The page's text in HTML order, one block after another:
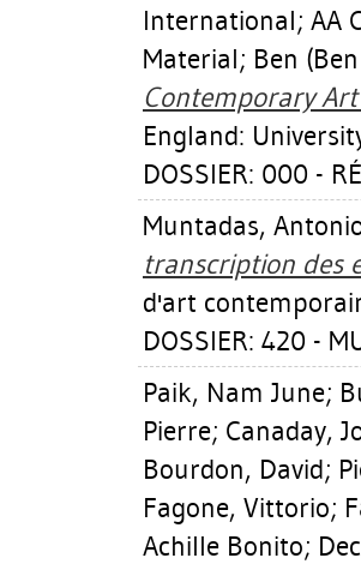
International; AA
Material; Ben
Contemporary
England:
DOSSIER: 000 -
Muntadas,
transcription des
d'art
DOSSIER: 420 -
Paik, Nam June;
Pierre; Canaday,
Bourdon, David;
Fagone, Vittorio;
Achille Bonito;